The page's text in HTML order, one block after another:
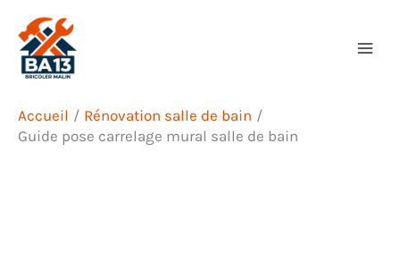
contenu
Accueil
Rénovation salle de bain
Guide pose carrelage mural salle de bain
Rechercher